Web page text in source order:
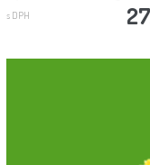
s DPH